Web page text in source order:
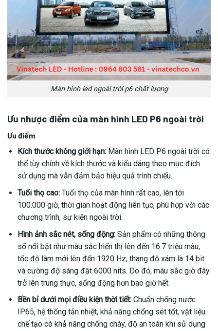
Màn hình led ngoài trời p6 chất lượng
Ưu nhược điểm của màn hình LED P6 ngoài trời
Ưu điểm
Kích thước không giới hạn:Màn hình LED P6 ngoài trời có
thể tùy chỉnh về kích thước và kiểu dáng theo mục đích
sử dụng mà vẫn đảm bảo hiệu quả trình chiếu.
Tuổi thọ cao: Tuổi thọ của màn hình rất cao, lên tới
100.000 giờ, thời gian hoạt động liên tục, phù hợp với các
chương trình, sự kiện ngoài trời.
Hình ảnh sắc nét, sống động:Sản phẩm có những thông
số nổi bật như màu sắc hiển thị lên đến 16.7 triệu màu,
tốc độ làm mới lên đến 1920 Hz, thang độ xám là 14 bit
và cường độ sáng đặt 6000 nits. Do đó, màu sắc giờ đây
trở lên trung thực, sống động hơn bao giờ hết.
Bền bỉ dưới mọi điều kiện thời tiết:Chuẩn chống nước
IP65, hệ thống tản nhiệt, khả năng chống sét tốt, vật liệu
chế tạo có khả năng chống cháy, độ an toàn khi sử dụng